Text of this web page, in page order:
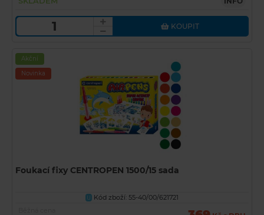
KOUPIT
Akční
Novinka
Foukací fixy CENTROPEN 1500/15 sada
U
Kód zboží: 55-40/00/621721